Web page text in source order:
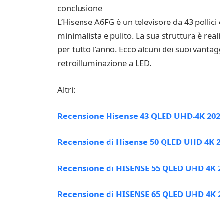
conclusione
L’Hisense A6FG è un televisore da 43
minimalista e pulito. La sua struttura è
per tutto l’anno. Ecco alcuni dei suoi
retroilluminazione a LED.
Altri:
Recensione Hisense 43 QLED UHD-4K
Recensione di Hisense 50 QLED UHD 4K
Recensione di HISENSE 55 QLED UHD 4K
Recensione di HISENSE 65 QLED UHD 4K